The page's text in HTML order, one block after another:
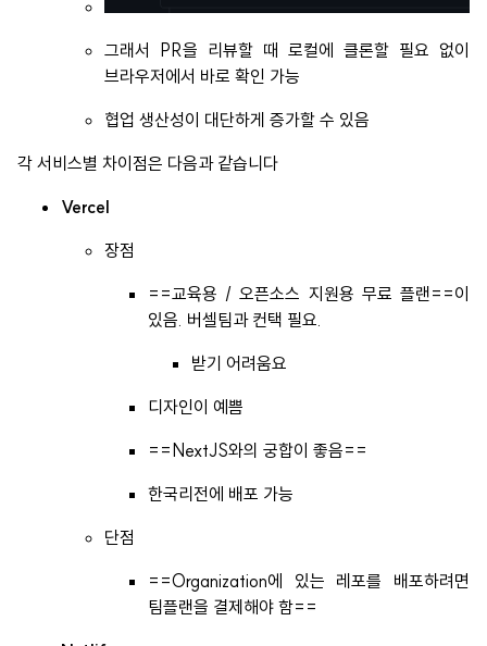
그래서 PR을 리뷰할 때 로컬에 클론할 필요 없이
브라우저에서 바로 확인 가능
협업 생산성이 대단하게 증가할 수 있음
각 서비스별 차이점은 다음과 같습니다
Vercel
장점
==교육용 / 오픈소스 지원용 무료 플랜==이
있음. 버셀팀과 컨택 필요.
받기 어려움요
디자인이 예쁨
==NextJS와의 궁합이 좋음==
한국리전에 배포 가능
단점
==Organization에 있는 레포를 배포하려면
팀플랜을 결제해야 함==